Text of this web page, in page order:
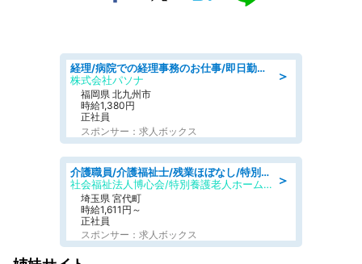
＞
経理/病院での経理事務のお仕事/即日勤務可/車通勤可/経理/一般事務
株式会社パソナ
福岡県 北九州市
時給1,380円
正社員
スポンサー：求人ボックス
＞
介護職員/介護福祉士/残業ほぼなし/特別養護老人ホームの介護士/夜勤専従
社会福祉法人博心会/特別養護老人ホーム 清風園
埼玉県 宮代町
時給1,611円～
正社員
スポンサー：求人ボックス